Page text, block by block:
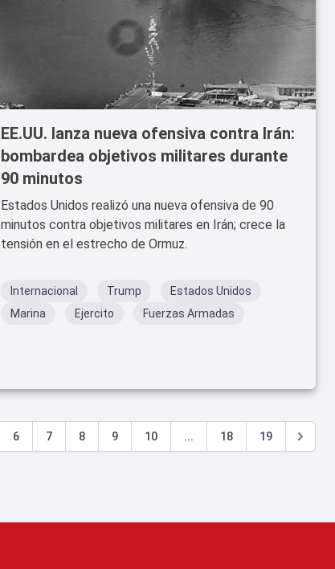
EE.UU. lanza nueva ofensiva contra Irán:
bombardea objetivos militares durante
90 minutos
Estados Unidos realizó una nueva ofensiva de 90
minutos contra objetivos militares en Irán; crece la
tensión en el estrecho de Ormuz.
Internacional Trump
Estados Unidos
Marina
Ejercito Fuerzas Armadas
6 7 8 9 10 ... 18 19